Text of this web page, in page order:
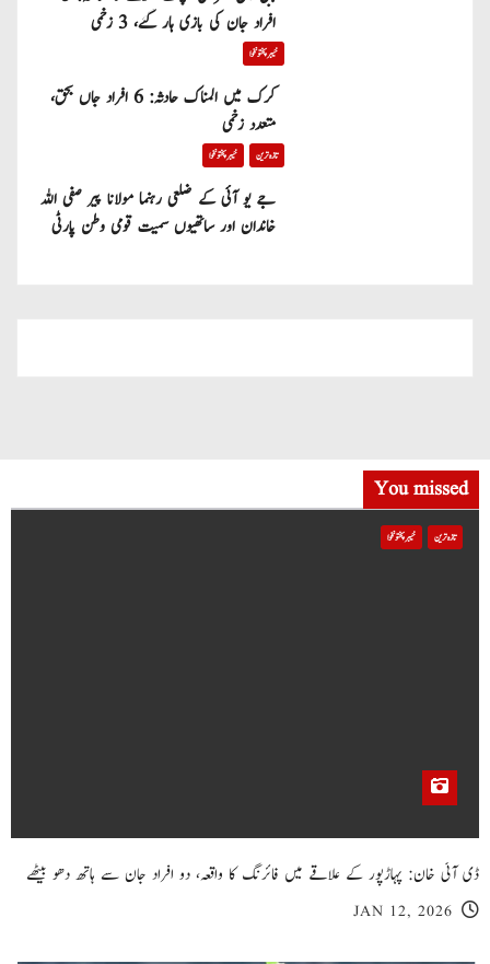
افراد جان کی بازی ہار گئے، 3 زخمی
خیبر پختونخوا
کرک میں المناک حادثہ: 6 افراد جاں بحق،
متعدد زخمی
تازہ ترین خیبر پختونخوا
جے یو آئی کے ضلعی رہنما مولانا پیر صفی اللہ
خاندان اور ساتھیوں سمیت قومی وطن پارٹی
You missed
تازہ ترین خیبر پختونخوا
ڈی آئی خان: پہاڑپور کے علاقے میں فائرنگ کا واقعہ، دو افراد جان سے ہاتھ دھو بیٹھے
JAN 12, 2026